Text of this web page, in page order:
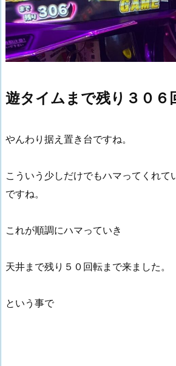
遊タイムまで残り３０６
やんわり据え置き台ですね。
こういう少しだけでもハマってくれて
ですね。
これが順調にハマっていき
天井まで残り５０回転まで来ました。
という事で